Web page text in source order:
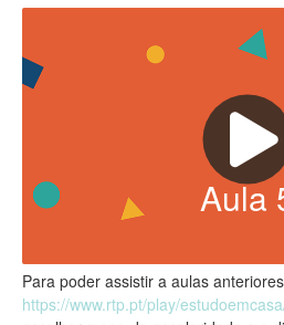
Aula
Para poder assistir a aulas
https://www.rtp.pt/play/